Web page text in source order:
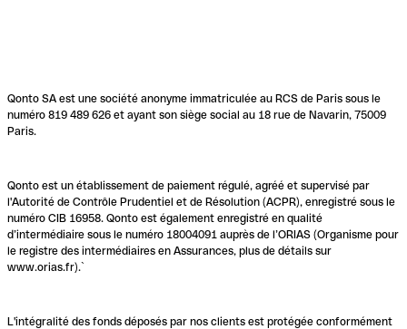
Qonto SA est une société anonyme immatriculée au RCS de Paris sous le
numéro 819 489 626 et ayant son siège social au 18 rue de Navarin, 75009
Paris.
Qonto est un établissement de paiement régulé, agréé et supervisé par
l'Autorité de Contrôle Prudentiel et de Résolution (ACPR), enregistré sous le
numéro CIB 16958. Qonto est également enregistré en qualité
d’intermédiaire sous le numéro 18004091 auprès de l’ORIAS (Organisme pour
le registre des intermédiaires en Assurances, plus de détails sur
www.orias.fr).`
L'intégralité des fonds déposés par nos clients est protégée conformément